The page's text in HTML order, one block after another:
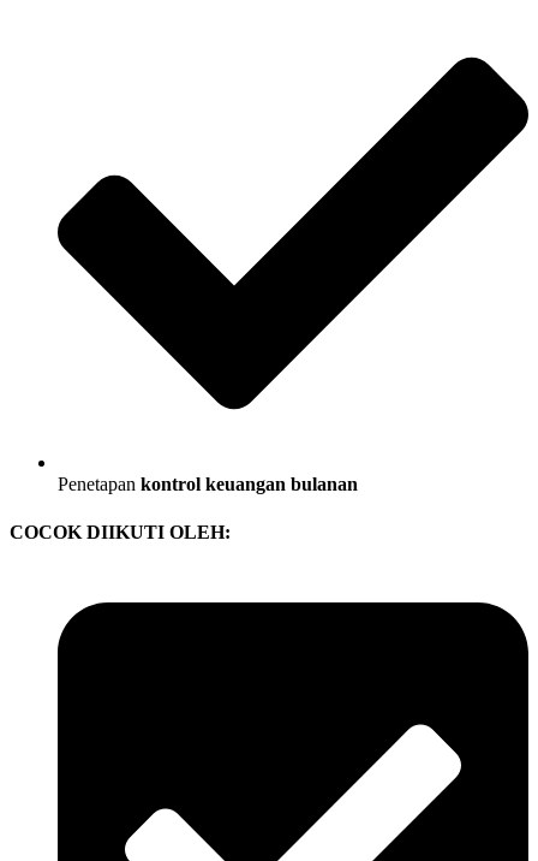
Penetapan kontrol keuangan bulanan
COCOK DIIKUTI OLEH: